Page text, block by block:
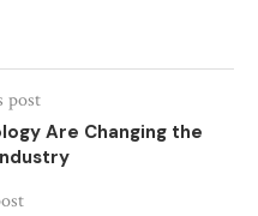
post
Are Changing the